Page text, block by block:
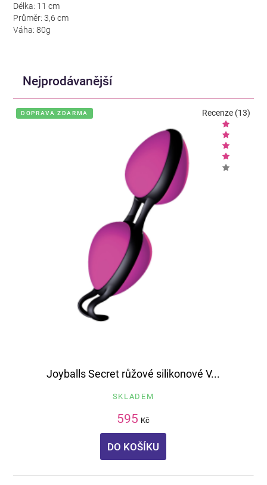
Délka: 11 cm
Průměr: 3,6 cm
Váha: 80g
Nejprodávanější
DOPRAVA ZDARMA
Joyballs Secret růžové silikonové V...
SKLADEM
595 Kč
DO KOŠÍKU
Recenze (13)